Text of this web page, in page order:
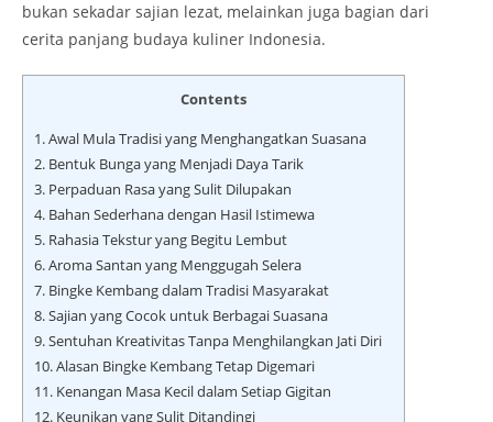
bukan sekadar sajian lezat, melainkan juga bagian dari
cerita panjang budaya kuliner Indonesia.
Contents
1.Awal Mula Tradisi yang Menghangatkan Suasana
2. Bentuk Bunga yang Menjadi Daya Tarik
3. Perpaduan Rasa yang Sulit Dilupakan
4. Bahan Sederhana dengan Hasil Istimewa
5. Rahasia Tekstur yang Begitu Lembut
6.Aroma Santan yang Menggugah Selera
7. Bingke Kembang dalam Tradisi Masyarakat
8.Sajian yang Cocok untuk Berbagai Suasana
9.Sentuhan Kreativitas Tanpa Menghilangkan Jati Diri
10.Alasan Bingke Kembang Tetap Digemari
11. Kenangan Masa Kecil dalam Setiap Gigitan
12. Keunikan yang Sulit Ditandingi